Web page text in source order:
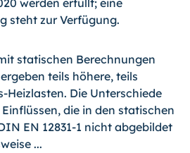
werden erfüllt; eine
steht zur Verfügung.
statischen Berechnungen
teils höhere, teils
Heizlasten. Die Unterschiede
die in den statischen
EN 12831-1 nicht abgebildet
...